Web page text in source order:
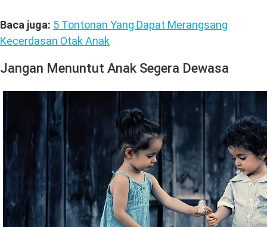
Baca juga: 5 Tontonan Yang Dapat Merangsang
Kecerdasan Otak Anak
Jangan Menuntut Anak Segera Dewasa